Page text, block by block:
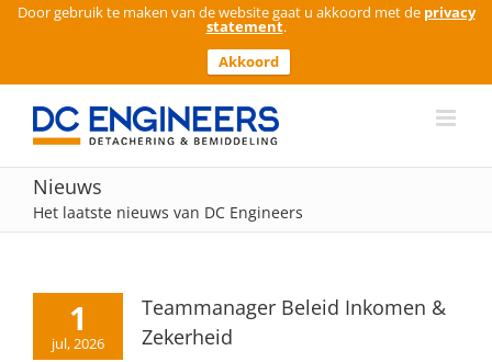
Door gebruik te maken van de website gaat u akkoord met de privacy
statement.
Akkoord
Ga
inhoud
Nieuws
Het laatste nieuws van DC Engineers
1
jul, 2026
Teammanager Beleid Inkomen &
Zekerheid